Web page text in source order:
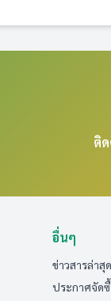
ติ
อื่นๆ
ข่าวสารล่าสุด
ประกาศจัด